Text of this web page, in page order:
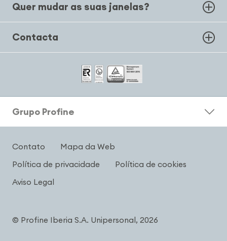
Quer mudar as suas janelas?
Contacta
Grupo Profine
Contato
Mapa da Web
Política de privacidade
Política de cookies
Aviso Legal
© Profine Iberia S.A. Unipersonal, 2026